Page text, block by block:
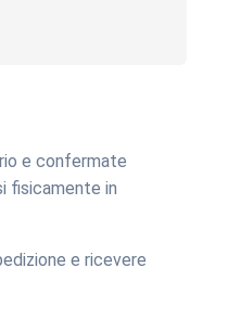
e confermate
fisicamente in
e ricevere